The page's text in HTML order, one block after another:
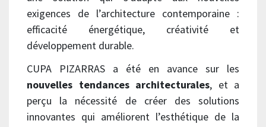
exigences de l’architecture contemporaine :
efficacité énergétique, créativité et
développement durable.
CUPA PIZARRAS a été en avance sur les
nouvelles tendances architecturales, et a
perçu la nécessité de créer des solutions
innovantes qui améliorent l’esthétique de la